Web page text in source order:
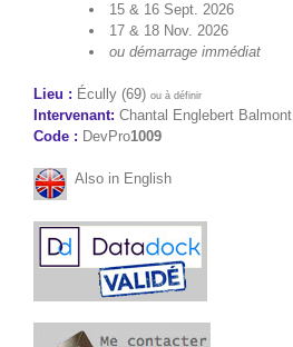
15 & 16 Sept. 2026
17 & 18 Nov. 2026
ou démarrage immédiat
Lieu : Écully (69) ou à définir
Intervenant: Chantal Englebert Balmont
Code : DevPro1009
Also in English